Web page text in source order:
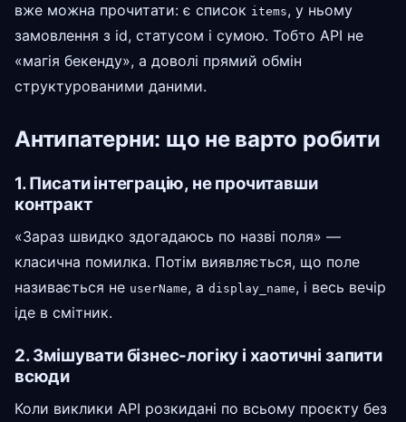
вже можна прочитати: є список items, у ньому
замовлення з id, статусом і сумою. Тобто API не
«магія бекенду», а доволі прямий обмін
структурованими даними.
Антипатерни: що не варто робити
1. Писати інтеграцію, не прочитавши
контракт
«Зараз швидко здогадаюсь по назві поля» —
класична помилка. Потім виявляється, що поле
називається не userName, а display_name, і весь вечір
іде в смітник.
2. Змішувати бізнес-логіку і хаотичні запити
всюди
Коли виклики API розкидані по всьому проєкту без